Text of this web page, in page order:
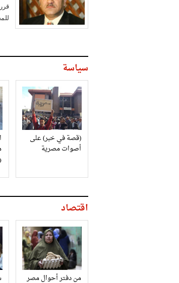
سياسة
(قصة في خبر) على
أصوات مصرية
اقتصاد
من دفتر أحوال مصر